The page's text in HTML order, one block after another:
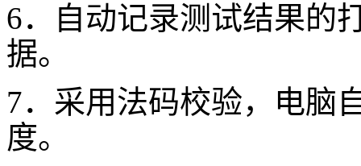
6．自动记录测试结果的
据。
7．采用法码校验，电脑
度。